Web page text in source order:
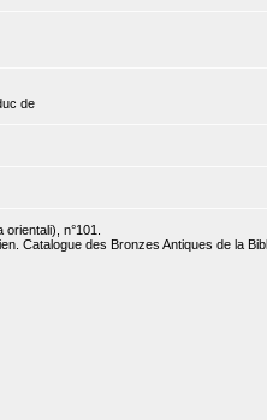
de
n°101.
Catalogue des Bronzes Antiques de la